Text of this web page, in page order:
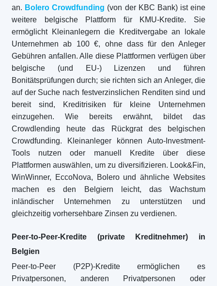
an. Bolero Crowdfunding (von der KBC Bank) ist eine
weitere belgische Plattform für KMU-Kredite. Sie
ermöglicht Kleinanlegern die Kreditvergabe an lokale
Unternehmen ab 100 €, ohne dass für den Anleger
Gebühren anfallen. Alle diese Plattformen verfügen über
belgische (und EU-) Lizenzen und führen
Bonitätsprüfungen durch; sie richten sich an Anleger, die
auf der Suche nach festverzinslichen Renditen sind und
bereit sind, Kreditrisiken für kleine Unternehmen
einzugehen. Wie bereits erwähnt, bildet das
Crowdlending heute das Rückgrat des belgischen
Crowdfunding. Kleinanleger können Auto-Investment-
Tools nutzen oder manuell Kredite über diese
Plattformen auswählen, um zu diversifizieren. Look&Fin,
WinWinner, EccoNova, Bolero und ähnliche Websites
machen es den Belgiern leicht, das Wachstum
inländischer Unternehmen zu unterstützen und
gleichzeitig vorhersehbare Zinsen zu verdienen.
Peer-to-Peer-Kredite (private Kreditnehmer) in
Belgien
Peer-to-Peer (P2P)-Kredite ermöglichen es
Privatpersonen, anderen Privatpersonen oder